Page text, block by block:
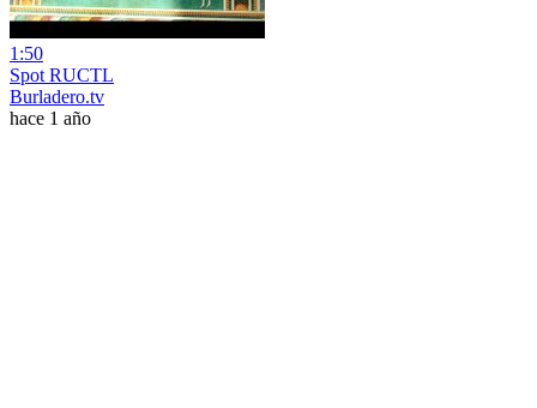
1:50
Spot RUCTL
Burladero.tv
hace 1 año